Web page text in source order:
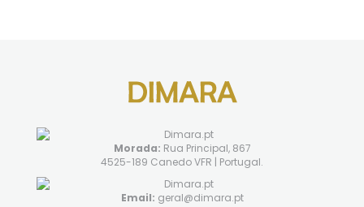
Morada: Rua Principal, 867
4525-189 Canedo VFR | Portugal.
Email: geral@dimara.pt